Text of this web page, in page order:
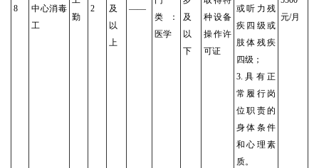
8
中心消毒
工
勤
2
及
以
上
——
类：
医学
及
以
下
种设备
操作许
可证
或听力残
疾四级或
肢体残疾
四级；
3.具有正
常履行岗
位职责的
身体条件
和心理素
质。
元/月